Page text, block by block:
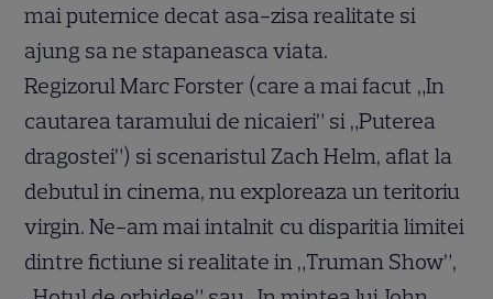
mai puternice decat asa-zisa realitate si
ajung sa ne stapaneasca viata.
Regizorul Marc Forster (care a mai facut „In
cautarea taramului de nicaieri” si „Puterea
dragostei”) si scenaristul Zach Helm, aflat la
debutul in cinema, nu exploreaza un teritoriu
virgin. Ne-am mai intalnit cu disparitia limitei
dintre fictiune si realitate in „Truman Show”,